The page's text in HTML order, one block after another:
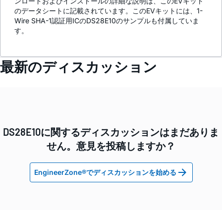
のデータシートに記載されています。このEVキットには、1-
Wire SHA-1認証用ICのDS28E10のサンプルも付属していま
す。
最新のディスカッション
DS28E10に関するディスカッションはまだありま
せん。意見を投稿しますか？
EngineerZone®でディスカッションを始める